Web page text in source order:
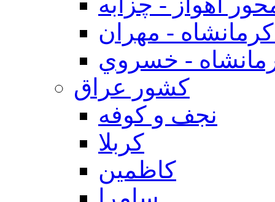
- مهران
- خسروي
كشور عراق
نجف و كوفه
كربلا
كاظمين